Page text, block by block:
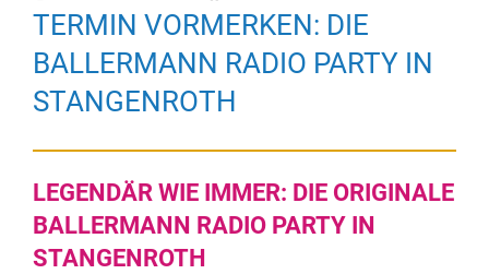
TERMIN VORMERKEN: DIE
BALLERMANN RADIO PARTY IN
STANGENROTH
LEGENDÄR WIE IMMER: DIE ORIGINALE
BALLERMANN RADIO PARTY IN
STANGENROTH